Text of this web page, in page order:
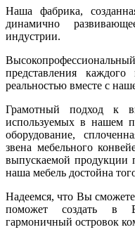
Наша фабрика,
динамично
индустрии.
представления
реальностью вместе с
Грамотный подход к
используемых в нашем
оборудование,
звена мебельного
выпускаемой продукции
наша мебель достойна
Надеемся, что Вы сможете
поможет создать в
гармоничный островок